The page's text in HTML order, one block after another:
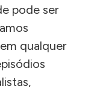
pode ser
qualquer